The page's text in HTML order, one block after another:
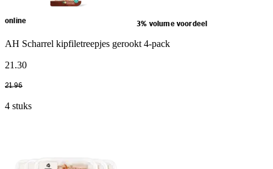
online 3% volume voordeel
AH Scharrel kipfiletreepjes gerookt 4-pack
21 .30
21.96
4 stuks